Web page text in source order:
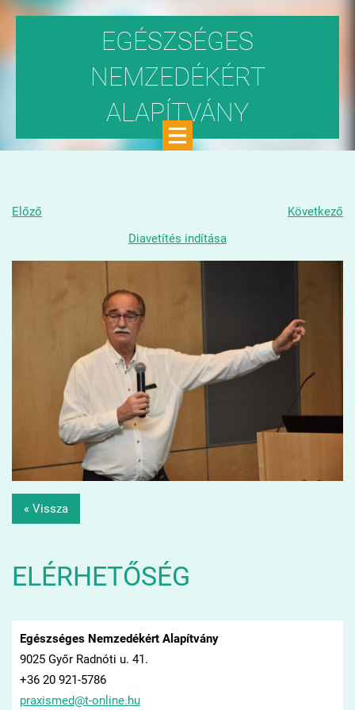
EGÉSZSÉGES
NEMZEDÉKÉRT
ALAPÍTVÁNY
Előző
Következő
Diavetítés indítása
« Vissza
ELÉRHETŐSÉG
Egészséges Nemzedékért Alapítvány
9025 Győr Radnóti u. 41.
+36 20 921-5786
praxismed@t-online.hu